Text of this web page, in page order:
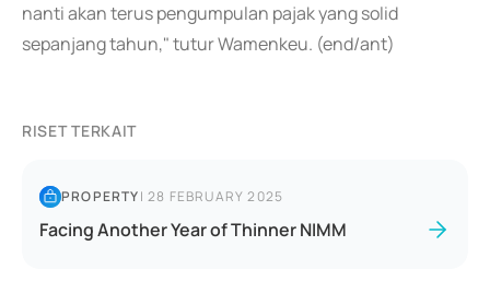
nanti akan terus pengumpulan pajak yang solid
sepanjang tahun," tutur Wamenkeu. (end/ant)
RISET TERKAIT
PROPERTY|28 FEBRUARY 2025
Facing Another Year of Thinner NIMM